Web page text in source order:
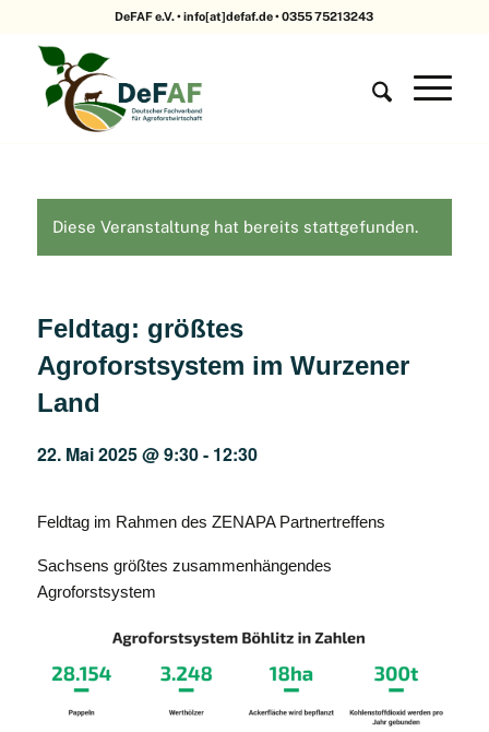
DeFAF e.V. • info[at]defaf.de • 0355 75213243
Diese Veranstaltung hat bereits stattgefunden.
Feldtag: größtes
Agroforstsystem im Wurzener
Land
22. Mai 2025 @ 9:30- 12:30
Feldtag im Rahmen des ZENAPA Partnertreffens
Sachsens größtes zusammenhängendes
Agroforstsystem